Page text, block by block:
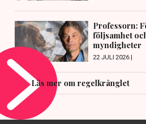
Professorn:
följsamhet
myndigheter
22 JULI 2026 |
Läs mer om regelkrånglet